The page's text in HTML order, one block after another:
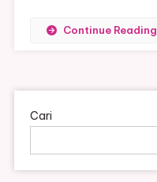
Continue Reading
Cari